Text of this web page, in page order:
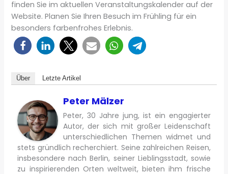
finden Sie im aktuellen Veranstaltungskalender auf der
Website. Planen Sie Ihren Besuch im Frühling für ein
besonders farbenfrohes Erlebnis.
Über Letzte Artikel
Peter Mälzer
Peter, 30 Jahre jung, ist ein engagierter
Autor, der sich mit großer Leidenschaft
unterschiedlichen Themen widmet und
stets gründlich recherchiert. Seine zahlreichen Reisen,
insbesondere nach Berlin, seiner Lieblingsstadt, sowie
zu inspirierenden Orten weltweit, bieten ihm frische